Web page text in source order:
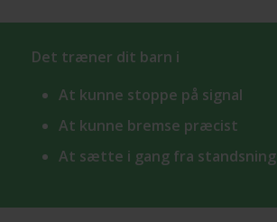
Det træner dit barn i
At kunne stoppe på signal
At kunne bremse præcist
At sætte i gang fra standsning